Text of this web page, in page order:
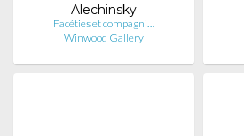
Alechinsky
Facéties et compagni…
Winwood Gallery